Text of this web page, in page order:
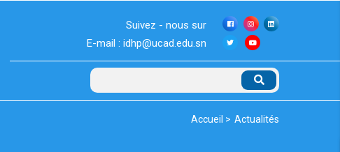
Suivez - nous sur
E-mail : idhp@ucad.edu.sn
Rechercher
Fil
Accueil > Actualités